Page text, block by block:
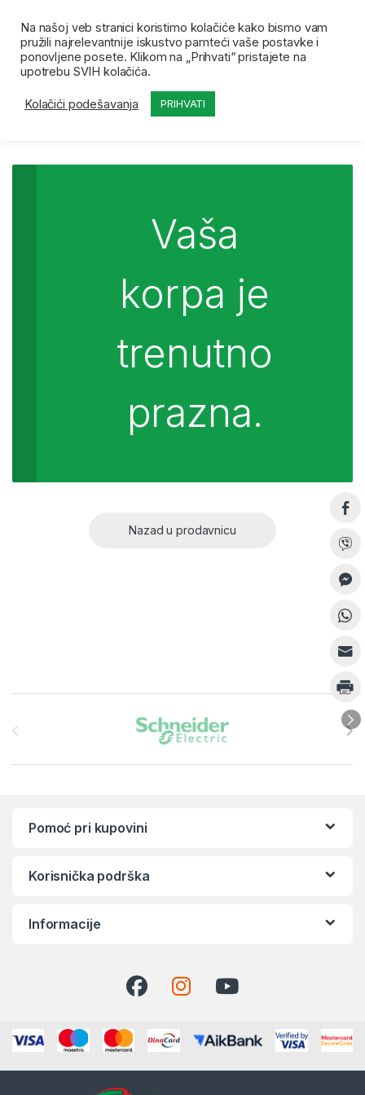
Početna Korpa
Vaša
korpa je
trenutno
prazna.
Nazad u prodavnicu
Pomoć pri kupovini
Korisnička podrška
Informacije
Na našoj veb stranici koristimo kolačiće kako bismo vam
pružili najrelevantnije iskustvo pamteći vaše postavke i
ponovljene posete. Klikom na „Prihvati“ pristajete na
upotrebu SVIH kolačića.
Kolačići podešavanja PRIHVATI